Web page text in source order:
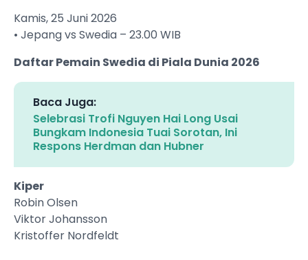
Kamis, 25 Juni 2026
• Jepang vs Swedia – 23.00 WIB
Daftar Pemain Swedia di Piala Dunia 2026
Baca Juga:
Selebrasi Trofi Nguyen Hai Long Usai
Bungkam Indonesia Tuai Sorotan, Ini
Respons Herdman dan Hubner
Kiper
Robin Olsen
Viktor Johansson
Kristoffer Nordfeldt